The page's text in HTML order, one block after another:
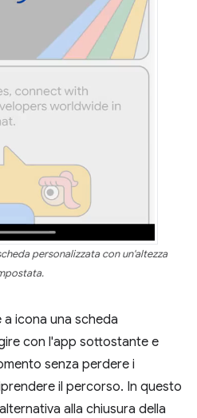
personalizzata con un'altezza
icona una scheda
con l'app sottostante e
senza perdere i
il percorso. In questo
alla chiusura della